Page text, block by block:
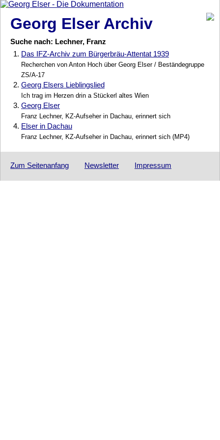
Georg Elser Archiv
Suche nach: Lechner, Franz
1. Das IFZ-Archiv zum Bürgerbräu-Attentat 1939
Recherchen von Anton Hoch über Georg Elser / Beständegruppe
ZS/A-17
2. Georg Elsers Lieblingslied
Ich trag im Herzen drin a Stückerl altes Wien
3. Georg Elser
Franz Lechner, KZ-Aufseher in Dachau, erinnert sich
4. Elser in Dachau
Franz Lechner, KZ-Aufseher in Dachau, erinnert sich (MP4)
Zum Seitenanfang Newsletter Impressum